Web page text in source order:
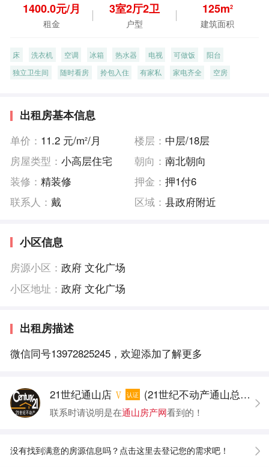
1400.0元/月
租金
3室2厅2卫
户型
125m2
建筑面积
床 洗衣机 空调 冰箱 热水器 电视 可做饭
阳台
独立卫生间
随时看房 拎包入住 有家私 家电齐全 空房
出租房基本信息
单价： 11.2 元/m2/月 楼层： 中层/18层
房屋类型： 小高层住宅 朝向： 南北朝向
装修： 精装修 押金： 押1付6
联系人： 戴 区域： 县政府附近
小区信息
房源小区： 政府 文化广场
小区地址： 政府 文化广场
出租房描述
微信同号13972825245，欢迎添加了解更多
21世纪通山店 认证 (21世纪不动产通山总店经纪人)
联系时请说明是在通山房产网看到的！
没有找到满意的房源信息吗？点击这里去登记您的需求吧！